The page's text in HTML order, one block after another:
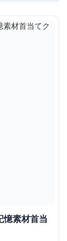
憶素材首当